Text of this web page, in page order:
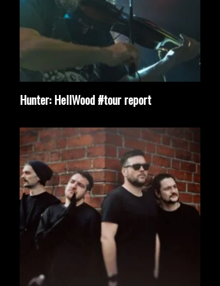
Hunter: HellWood #tour report